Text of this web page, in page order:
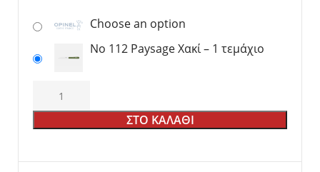
Choose an option
No 112 Paysage Χακί – 1 τεμάχιο
ΣΤΟ ΚΑΛΑΘΙ